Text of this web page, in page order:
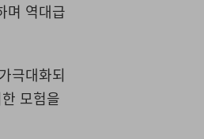
며 역대급
극대화되
모험을